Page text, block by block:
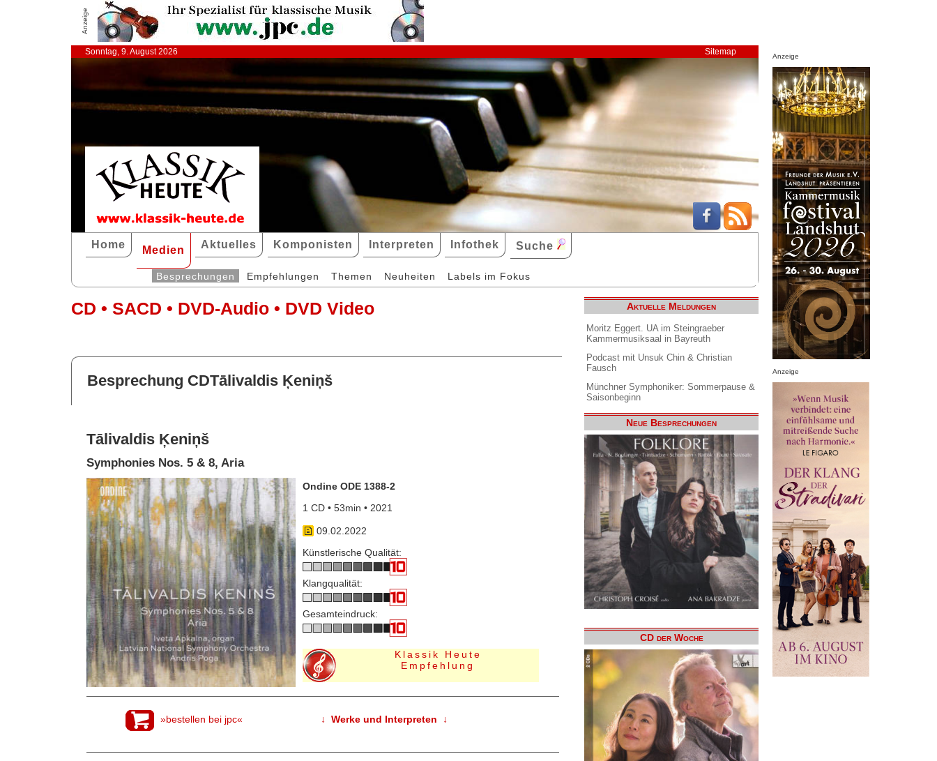
Anzeige
Sonntag, 9. August 2026 Sitemap
Home Medien Aktuelles Komponisten Interpreten Infothek Suche
Besprechungen Empfehlungen Themen Neuheiten Labels im Fokus
CD • SACD • DVD-Audio • DVD Video
Besprechung CDTālivaldis Ķeniņš
Tālivaldis Ķeniņš
Symphonies Nos. 5 & 8, Aria
Ondine ODE 1388-2
1 CD • 53min • 2021
09.02.2022
Künstlerische Qualität:
Klangqualität:
Gesamteindruck:
Klassik Heute
Empfehlung
»bestellen bei jpc« ↓ Werke und Interpreten ↓
Aktuelle Meldungen
Moritz Eggert. UA im Steingraeber
Kammermusiksaal in Bayreuth
Podcast mit Unsuk Chin & Christian
Fausch
Münchner Symphoniker: Sommerpause &
Saisonbeginn
Neue Besprechungen
CD der Woche
Anzeige
Anzeige